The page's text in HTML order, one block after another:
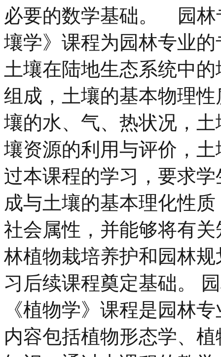
必要的数学基础。 园林
壤学》课程为园林专业
土壤在陆地生态系统中
组成，土壤的基本物理
壤的水、气、热状况，
壤资源的利用与评价，
过本课程的学习，要求
成与土壤的基本理化性
社会属性，并能够将有
林植物栽培养护和园林
习后续课程奠定基础。
《植物学》课程是园林
内容包括植物形态学、